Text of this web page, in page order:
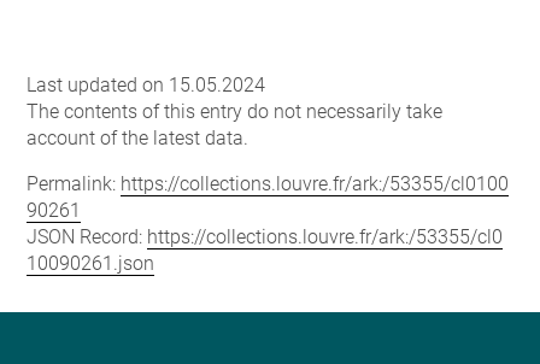
Last updated on 15.05.2024
The contents of this entry do not necessarily take
account of the latest data.
Permalink: https://collections.louvre.fr/ark:/53355/cl0100
90261
JSON Record: https://collections.louvre.fr/ark:/53355/cl0
10090261.json